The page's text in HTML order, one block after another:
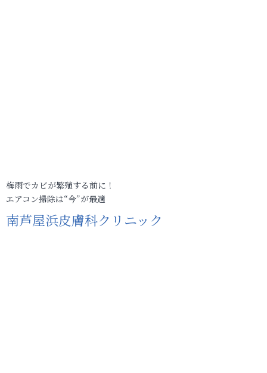
梅雨でカビが繁殖する前に！
エアコン掃除は“今”が最適
南芦屋浜皮膚科クリニック